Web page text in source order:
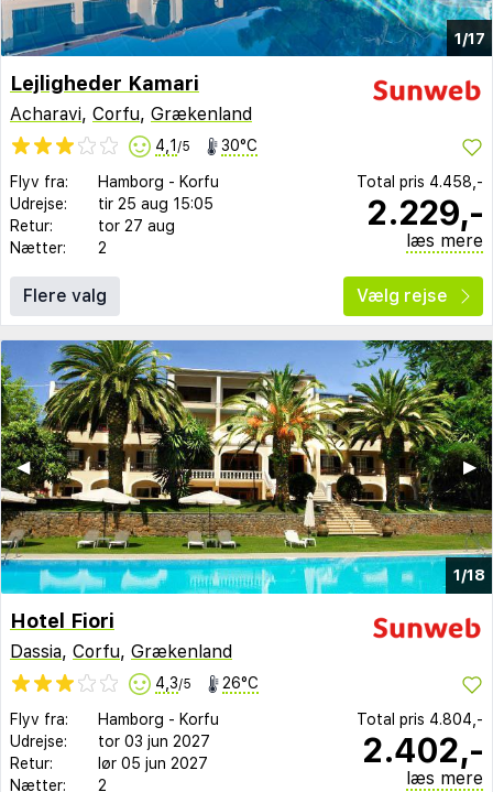
1/17
Lejligheder Kamari
Acharavi, Corfu, Grækenland
4,1 /5 30°C
Flyv fra: Hamborg - Korfu
Udrejse:
tir 25 aug 15:05
Retur:
tor 27 aug
Nætter:
2
Total pris 4.458,-
2.229,-
læs mere
Flere valg Vælg rejse
1/18
▶︎
◀︎
Hotel Fiori
Dassia, Corfu, Grækenland
4,3/5 26°C
Flyv fra: Hamborg - Korfu
Udrejse:
tor 03 jun 2027
Retur:
lør 05 jun 2027
Nætter:
2
Total pris 4.804,-
2.402,-
læs mere